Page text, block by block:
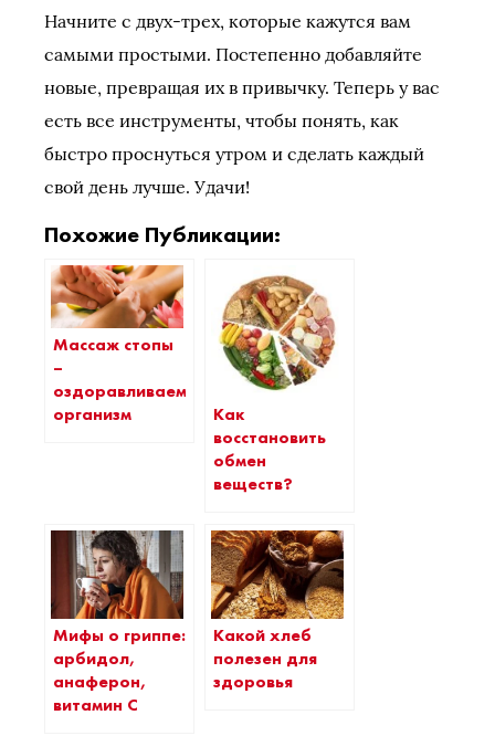
Начните с двух-трех, которые кажутся вам
самыми простыми. Постепенно добавляйте
новые, превращая их в привычку. Теперь у вас
есть все инструменты, чтобы понять, как
быстро проснуться утром и сделать каждый
свой день лучше. Удачи!
Похожие Публикации:
Массаж стопы
–
оздоравливаем
организм
Как
восстановить
обмен
веществ?
Мифы о гриппе:
арбидол,
анаферон,
витамин С
Какой хлеб
полезен для
здоровья